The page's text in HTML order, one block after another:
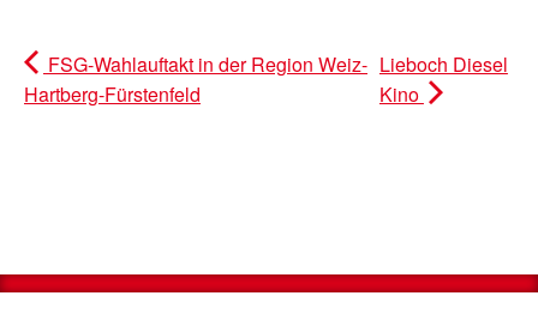
FSG-Wahlauftakt in der Region Weiz-
Hartberg-Fürstenfeld
Lieboch Diesel
Kino